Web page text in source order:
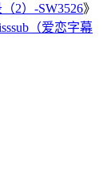
2）-SW3526》
（爱恋字幕